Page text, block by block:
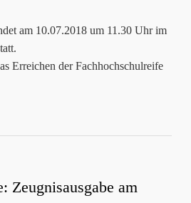
am 10.07.2018 um 11.30 Uhr im
Erreichen der Fachhochschulreife
Zeugnisausgabe am